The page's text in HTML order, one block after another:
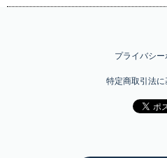
プライバシー
特定商取引法